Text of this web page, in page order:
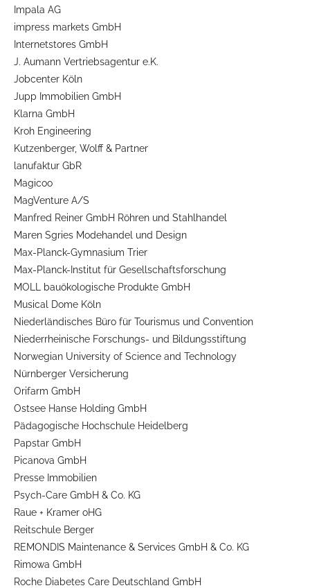
Impala AG
impress markets GmbH
Internetstores GmbH
J. Aumann Vertriebsagentur e.K.
Jobcenter Köln
Jupp Immobilien GmbH
Klarna GmbH
Kroh Engineering
Kutzenberger, Wolff & Partner
lanufaktur GbR
Magicoo
MagVenture A/S
Manfred Reiner GmbH Röhren und Stahlhandel
Maren Sgries Modehandel und Design
Max-Planck-Gymnasium Trier
Max-Planck-Institut für Gesellschaftsforschung
MOLL bauökologische Produkte GmbH
Musical Dome Köln
Niederländisches Büro für Tourismus und Convention
Niederrheinische Forschungs- und Bildungsstiftung
Norwegian University of Science and Technology
Nürnberger Versicherung
Orifarm GmbH
Ostsee Hanse Holding GmbH
Pädagogische Hochschule Heidelberg
Papstar GmbH
Picanova GmbH
Presse Immobilien
Psych-Care GmbH & Co. KG
Raue + Kramer oHG
Reitschule Berger
REMONDIS Maintenance & Services GmbH & Co. KG
Rimowa GmbH
Roche Diabetes Care Deutschland GmbH